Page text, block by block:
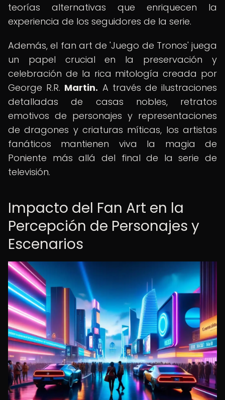
teorías alternativas que enriquecen la
experiencia de los seguidores de la serie.
Además, el fan art de 'Juego de Tronos' juega
un papel crucial en la preservación y
celebración de la rica mitología creada por
George R.R. Martin. A través de ilustraciones
detalladas de casas nobles, retratos
emotivos de personajes y representaciones
de dragones y criaturas míticas, los artistas
fanáticos mantienen viva la magia de
Poniente más allá del final de la serie de
televisión.
Impacto del Fan Art en la
Percepción de Personajes y
Escenarios